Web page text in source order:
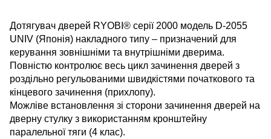
Дотягувач дверей RYOBI® серії 2000 модель D-2055
UNIV (Японія) накладного типу – призначений для
керування зовнішніми та внутрішніми дверима.
Повністю контролює весь цикл зачинення дверей з
роздільно регульованими швидкістями початкового та
кінцевого зачинення (прихлопу).
Можліве встановлення зі сторони зачинення дверей на
дверну стулку з використанням кронштейну
паралельної тяги (4 клас).